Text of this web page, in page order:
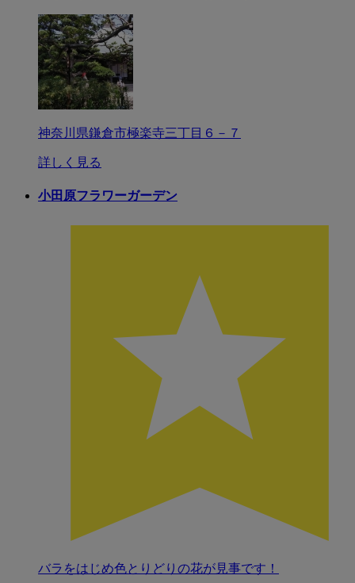
神奈川県鎌倉市極楽寺三丁目６－７
詳しく見る
小田原フラワーガーデン
バラをはじめ色とりどりの花が見事です！